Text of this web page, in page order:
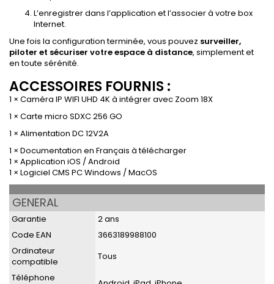
L’enregistrer dans l’application et l’associer à votre box
Internet.
Une fois la configuration terminée, vous pouvez surveiller,
piloter et sécuriser votre espace à distance, simplement et
en toute sérénité.
ACCESSOIRES FOURNIS :
1 × Caméra IP WIFI UHD 4K à intégrer avec Zoom 18X
1 × Carte micro SDXC 256 GO
1 × Alimentation DC 12V2A
1 × Documentation en Français à télécharger
1 × Application iOS / Android
1 × Logiciel CMS PC Windows / MacOS
GENERAL
Garantie
2 ans
Code EAN
3663189988100
Ordinateur
compatible
Tous
Téléphone